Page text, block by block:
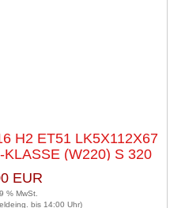
H2 ET51 LK5X112X67
(W220) S 320
EUR
% MwSt.
bis 14:00 Uhr)